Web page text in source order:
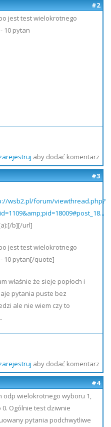
#2
jest test wielokrotnego
10 pytan
aby dodać komentarz
#3
wsb2.pl/forum/viewthread.php?
b][/url]
jest test wielokrotnego
10 pytan[/quote]
właśnie że sieje popłoch i
pytania puste bez
ale nie wiem czy to
aby dodać komentarz
#4
odp wielokrotnego wyboru 1,
0. Ogólnie test dziwnie
pytania podchwytliwe